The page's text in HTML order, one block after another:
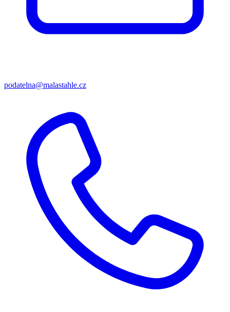
podatelna@malastahle.cz